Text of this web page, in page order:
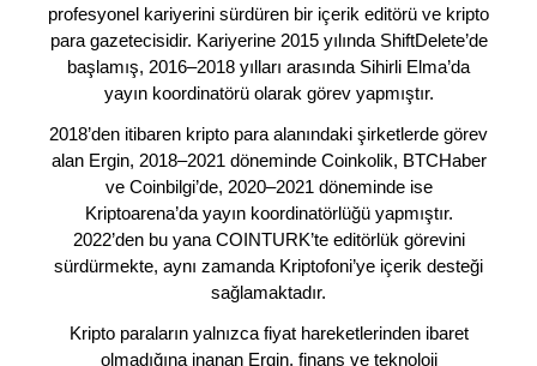
profesyonel kariyerini sürdüren bir içerik editörü ve kripto
para gazetecisidir. Kariyerine 2015 yılında ShiftDelete’de
başlamış, 2016–2018 yılları arasında Sihirli Elma’da
yayın koordinatörü olarak görev yapmıştır.
2018’den itibaren kripto para alanındaki şirketlerde görev
alan Ergin, 2018–2021 döneminde Coinkolik, BTCHaber
ve Coinbilgi’de, 2020–2021 döneminde ise
Kriptoarena’da yayın koordinatörlüğü yapmıştır.
2022’den bu yana COINTURK’te editörlük görevini
sürdürmekte, aynı zamanda Kriptofoni’ye içerik desteği
sağlamaktadır.
Kripto paraların yalnızca fiyat hareketlerinden ibaret
olmadığına inanan Ergin, finans ve teknoloji